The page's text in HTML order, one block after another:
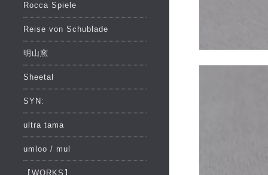
Rocca Spiele
Reise von Schublade
明山窯
Sheetal
SYN:
ultra tama
umloo / mul
【WORKS】